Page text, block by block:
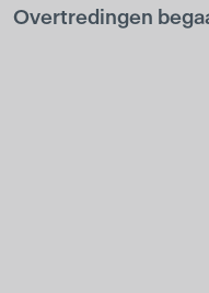
Overtredingen